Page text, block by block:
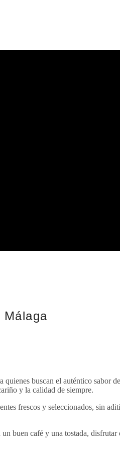
Málaga
quienes buscan el auténtico sabor
y la calidad de siempre.
frescos y seleccionados, sin
buen café y una tostada,